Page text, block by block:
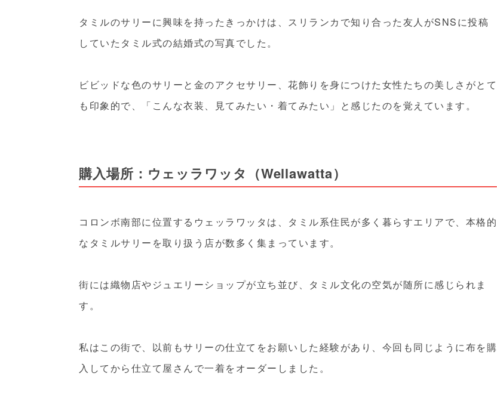
タミルのサリーに興味を持ったきっかけは、スリランカで知り合った友人がSNSに投稿
していたタミル式の結婚式の写真でした。
ビビッドな色のサリーと金のアクセサリー、花飾りを身につけた女性たちの美しさがとて
も印象的で、「こんな衣装、見てみたい・着てみたい」と感じたのを覚えています。
購入場所：ウェッラワッタ（Wellawatta）
コロンボ南部に位置するウェッラワッタは、タミル系住民が多く暮らすエリアで、本格的
なタミルサリーを取り扱う店が数多く集まっています。
街には織物店やジュエリーショップが立ち並び、タミル文化の空気が随所に感じられま
す。
私はこの街で、以前もサリーの仕立てをお願いした経験があり、今回も同じように布を購
入してから仕立て屋さんで一着をオーダーしました。